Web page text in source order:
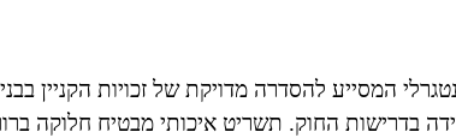
המסייע להסדרה מדויקת של זכויות הקניין
בדרישות החוק. תשריט איכותי מבטיח חלוקה